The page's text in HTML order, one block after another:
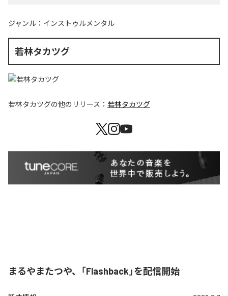
ジャンル： インストゥルメンタル
若林タカツグ
若林タカツグの他のリリース： 若林タカツグ
まるやまたつや、「Flashback」を配信開始